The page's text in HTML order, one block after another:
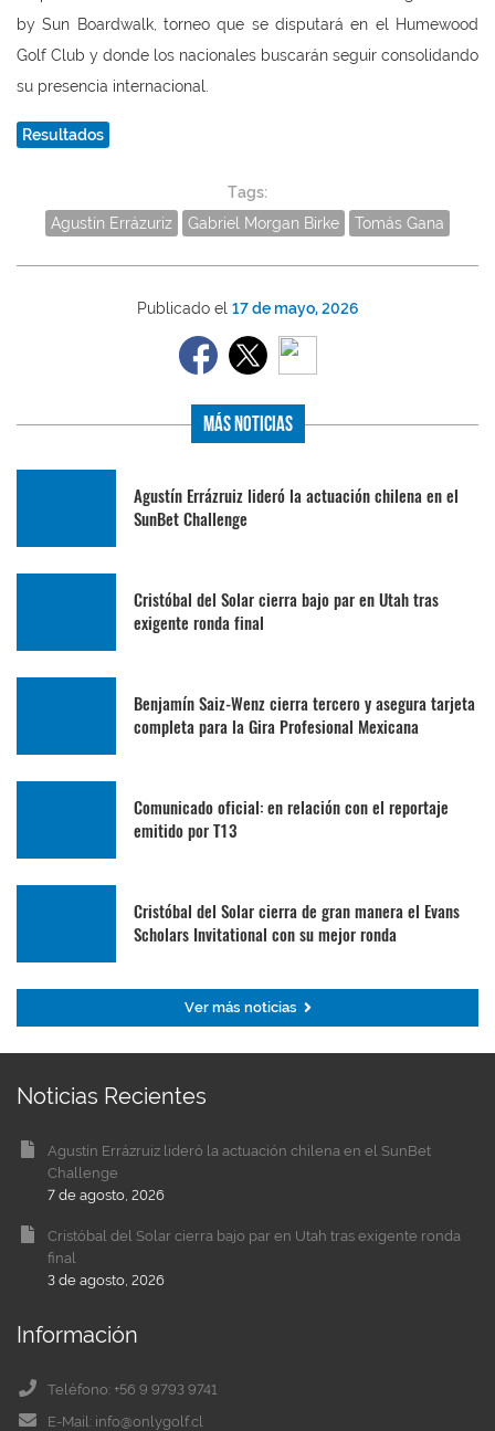
by Sun Boardwalk, torneo que se disputará en el Humewood
Golf Club y donde los nacionales buscarán seguir consolidando
su presencia internacional.
Resultados
Tags:
Agustín Errázuriz
Gabriel Morgan Birke Tomás Gana
Publicado el 17 de mayo, 2026
Más Noticias
Agustín Errázruiz lideró la actuación chilena en el
SunBet Challenge
Cristóbal del Solar cierra bajo par en Utah tras
exigente ronda final
Benjamín Saiz-Wenz cierra tercero y asegura tarjeta
completa para la Gira Profesional Mexicana
Comunicado oficial: en relación con el reportaje
emitido por T13
Cristóbal del Solar cierra de gran manera el Evans
Scholars Invitational con su mejor ronda
Ver más noticias
Noticias Recientes
Agustín Errázruiz lideró la actuación chilena en el SunBet
Challenge
7 de agosto, 2026
Cristóbal del Solar cierra bajo par en Utah tras exigente ronda
final
3 de agosto, 2026
Información
Teléfono: +56 9 9793 9741
E-Mail: info@onlygolf.cl